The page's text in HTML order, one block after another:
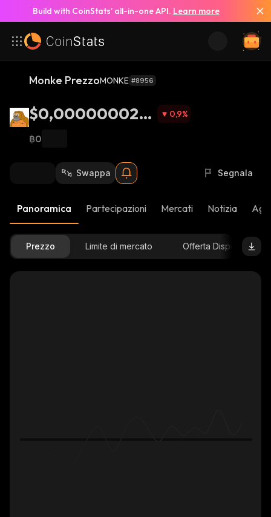
Build with CoinStats’ all-in-one API. Learn more
Monke PrezzoMONKE #8956
$0,000000029
22
0,9%
฿0
Swappa Segnala
Panoramica Partecipazioni Mercati Notizia
Prezzo Limite di mercato Offerta Disponibile